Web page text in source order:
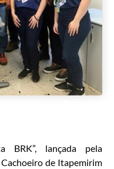
BRK”, lançada pela
de Itapemirim